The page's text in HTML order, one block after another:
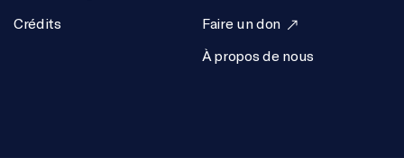
Crédits
Faire un don
À propos de nous